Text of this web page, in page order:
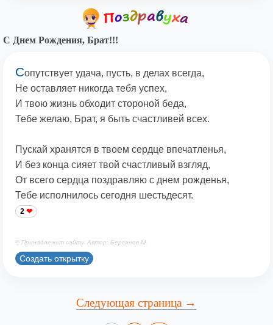
С Днем Рождения, Брат!!!
Сопутствует удача, пусть, в делах всегда,
Не оставляет никогда тебя успех,
И твою жизнь обходит стороной беда,
Тебе желаю, Брат, я быть счастливей всех.
Пускай хранятся в твоем сердце впечатленья,
И без конца сияет твой счастливый взгляд,
От всего сердца поздравляю с днем рожденья,
Тебе исполнилось сегодня шестьдесят.
2
© Принадлежит сайту. Автор: Берсанов М.
Создать открытку
Следующая страница →